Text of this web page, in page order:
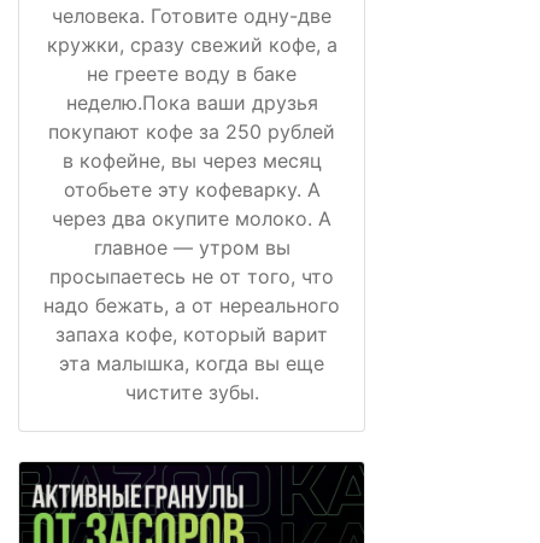
человека. Готовите одну-две
кружки, сразу свежий кофе, а
не греете воду в баке
неделю.Пока ваши друзья
покупают кофе за 250 рублей
в кофейне, вы через месяц
отобьете эту кофеварку. А
через два окупите молоко. А
главное — утром вы
просыпаетесь не от того, что
надо бежать, а от нереального
запаха кофе, который варит
эта малышка, когда вы еще
чистите зубы.